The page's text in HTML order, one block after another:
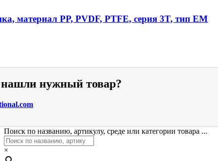
материал PP, PVDF, PTFE, серия 3T, тип EM
нужный товар?
Поиск по названию, артикулу, среде или категории товара ...
×